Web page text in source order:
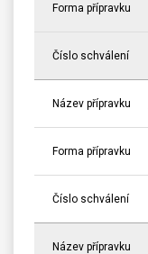
Forma přípravku
Číslo schválení
Název přípravku
Forma přípravku
Číslo schválení
Název přípravku